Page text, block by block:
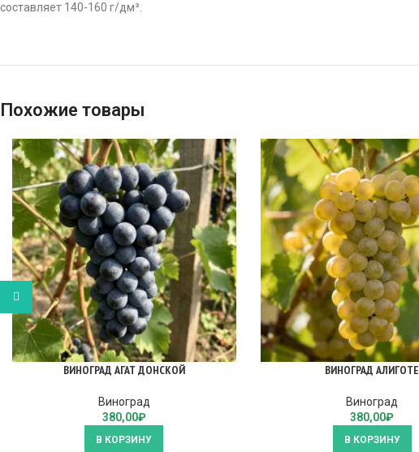
составляет 140-160 г/дм³.
Похожие товары
ВИНОГРАД АГАТ ДОНСКОЙ
Виноград
380,00₽
В КОРЗИНУ
ВИНОГРАД АЛИГОТЕ
Виноград
380,00₽
В КОРЗИНУ
WhatsApp